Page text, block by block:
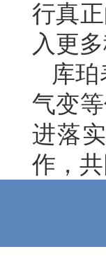
行真
入更
库
气变
进落
作，共